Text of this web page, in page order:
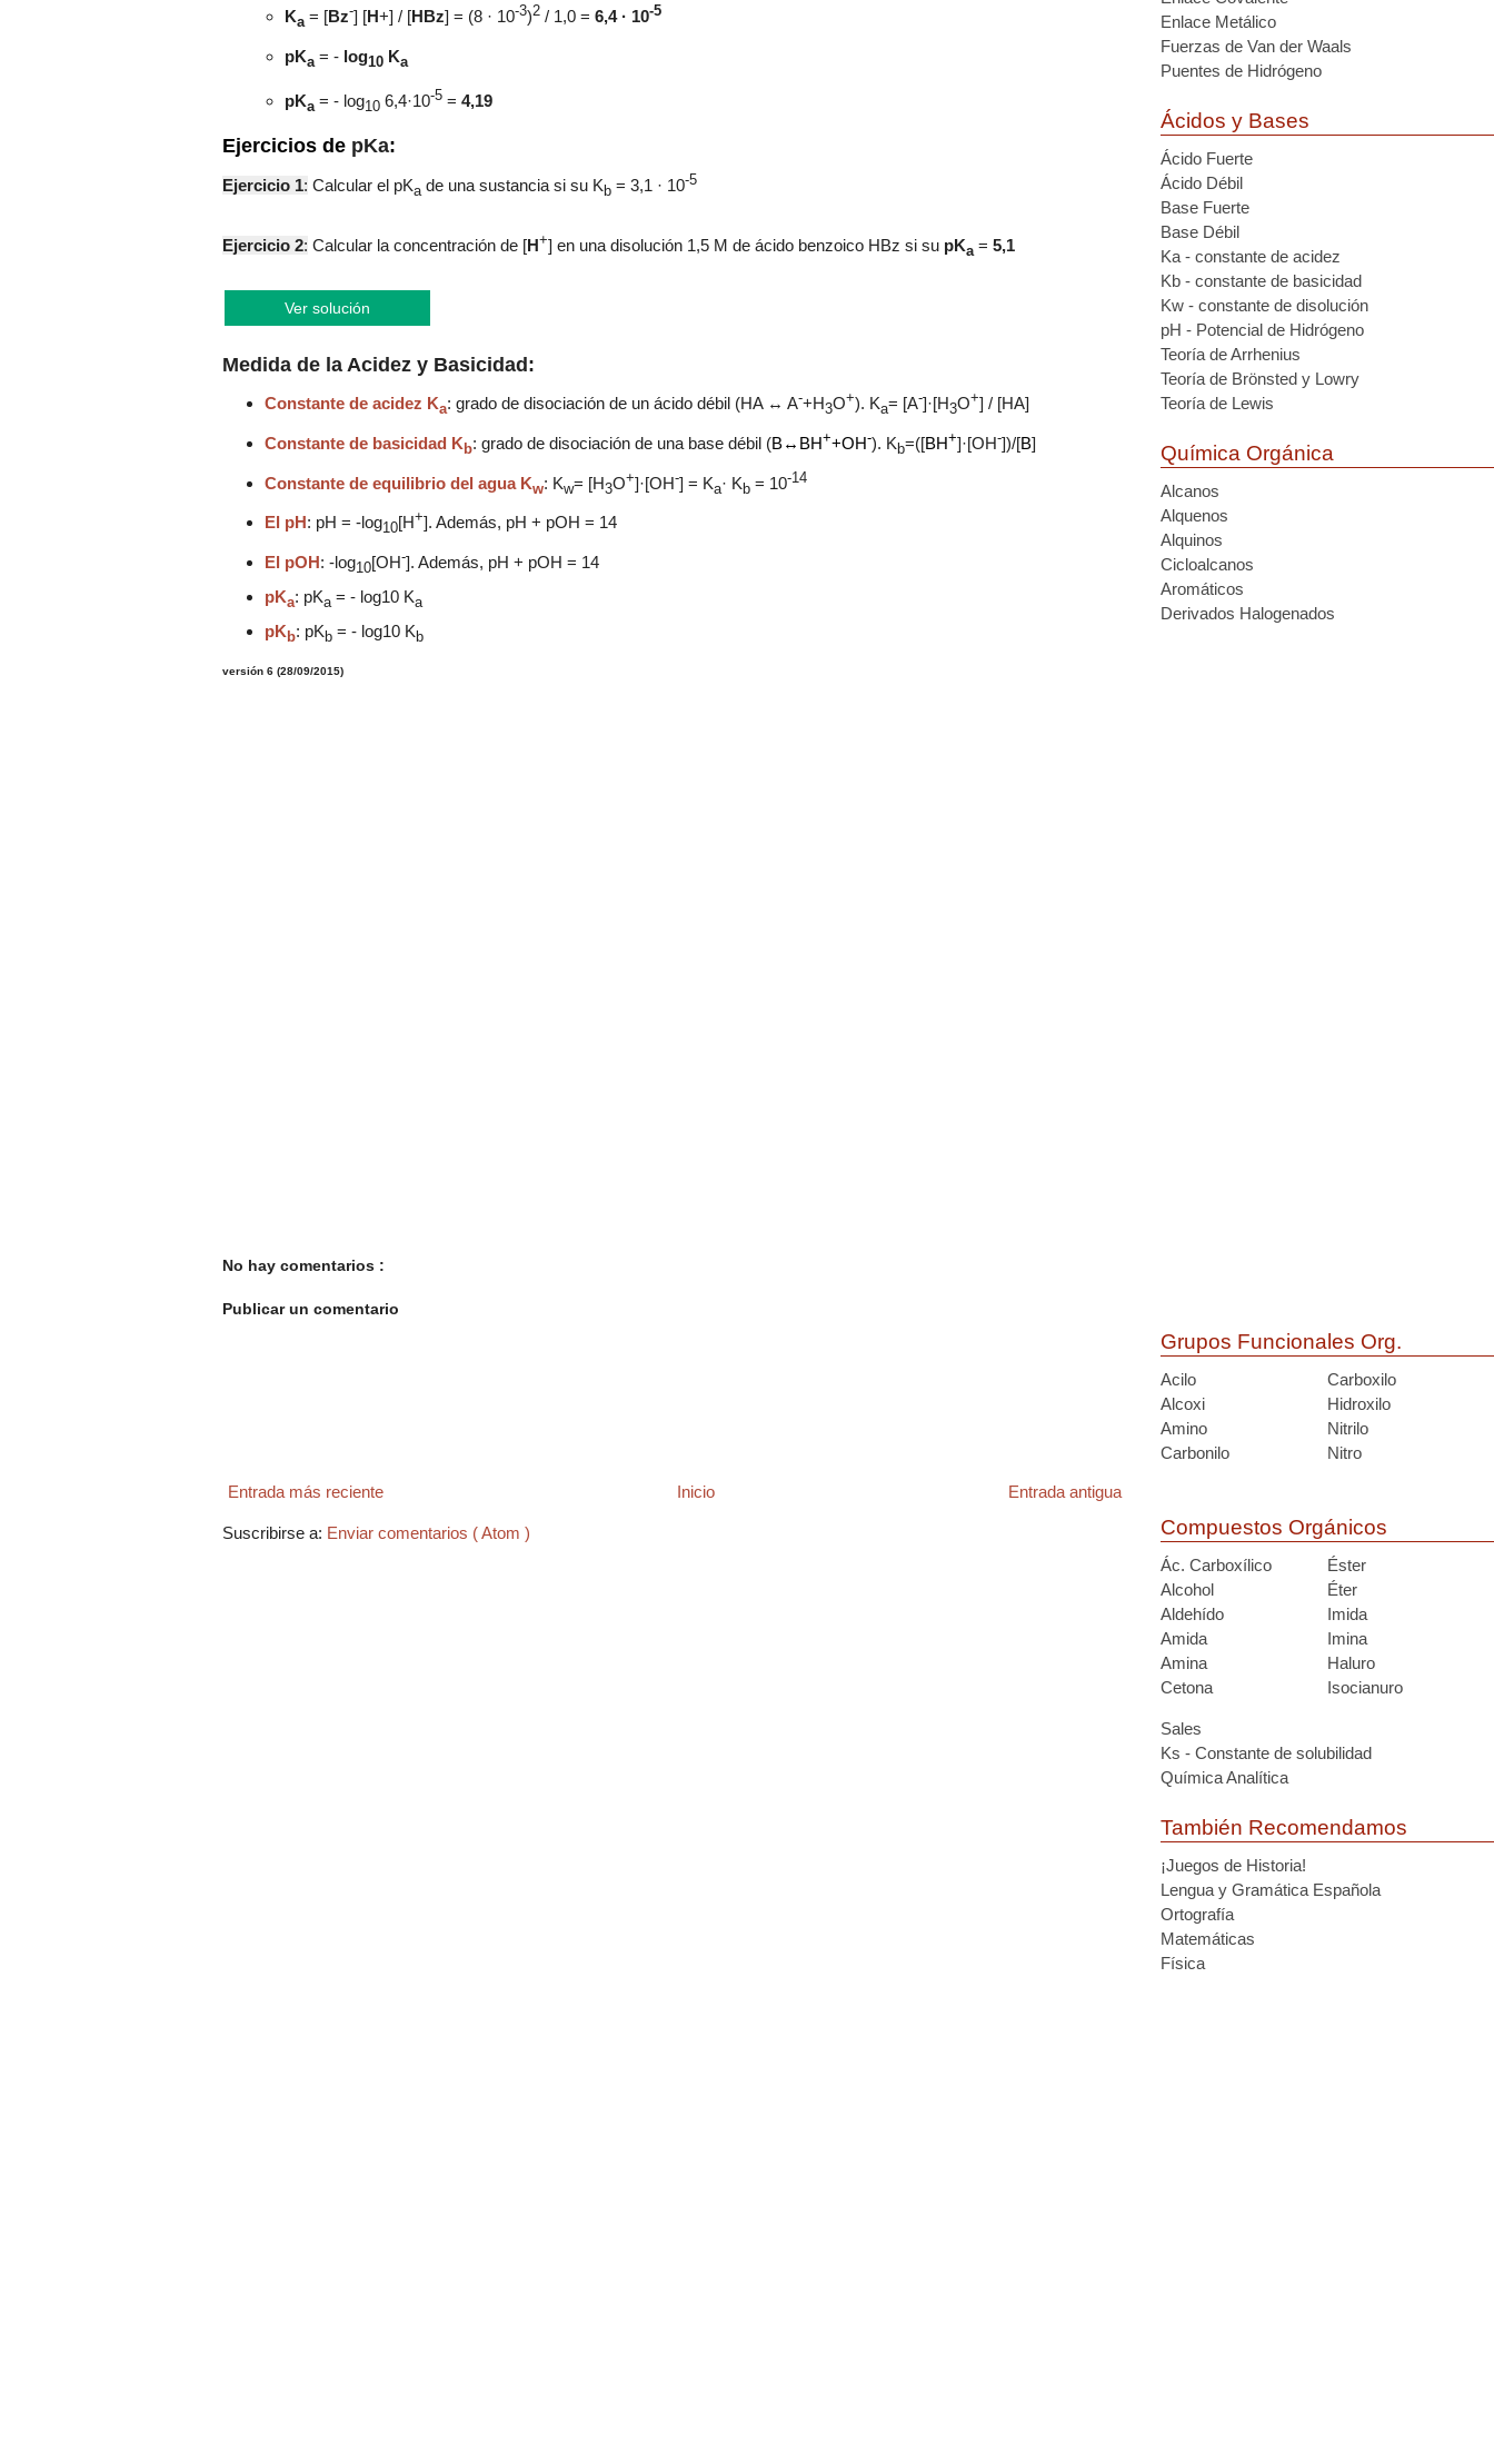
Ka = [Bz-] [H+] / [HBz] = (8 · 10-3)2 / 1,0 = 6,4 · 10-5
pKa = - log10 Ka
pKa = - log10 6,4·10-5 = 4,19
Ejercicios de pKa:
Ejercicio 1: Calcular el pKa de una sustancia si su K b = 3,1 · 10-5
Ejercicio 2: Calcular la concentración de [H+] en una disolución 1,5 M de ácido benzoico HBz si su pKa = 5,1
Ver solución
Medida de la Acidez y Basicidad:
Constante de acidez Ka: grado de disociación de un ácido débil (HA ↔ A-+H3O+). Ka= [A-]·[H3O+] / [HA]
Constante de basicidad Kb: grado de disociación de una base débil (B↔BH++OH-). Kb=([BH+]·[OH-])/[B]
Constante de equilibrio del aguaKw: Kw= [H3O+]·[OH-] = Ka· Kb= 10-14
El pH: pH = -log10[H+]. Además, pH + pOH = 14
El pOH: -log10[OH-]. Además, pH + pOH = 14
pKa: pKa = - log10 Ka
pKb: pKb= - log10 Kb
versión 6 (28/09/2015)
No hay comentarios :
Publicar un comentario
Entrada más reciente Entrada antigua
Inicio
Suscribirse a: Enviar comentarios ( Atom )
Enlace Metálico
Fuerzas de Van der Waals
Puentes de Hidrógeno
Ácidos y Bases
Ácido Fuerte
Ácido Débil
Base Fuerte
Base Débil
Ka - constante de acidez
Kb - constante de basicidad
Kw - constante de disolución
pH - Potencial de Hidrógeno
Teoría de Arrhenius
Teoría de Brönsted y Lowry
Teoría de Lewis
Química Orgánica
Alcanos
Alquenos
Alquinos
Cicloalcanos
Aromáticos
Derivados Halogenados
Grupos Funcionales Org.
Acilo
Carboxilo
Alcoxi
Hidroxilo
Amino
Nitrilo
Carbonilo
Nitro
Compuestos Orgánicos
Ác. Carboxílico
Éster
Alcohol
Éter
Aldehído
Imida
Amida
Imina
Amina
Haluro
Cetona
Isocianuro
Sales
Ks - Constante de solubilidad
Química Analítica
También Recomendamos
¡Juegos de Historia!
Lengua y Gramática Española
Ortografía
Matemáticas
Física